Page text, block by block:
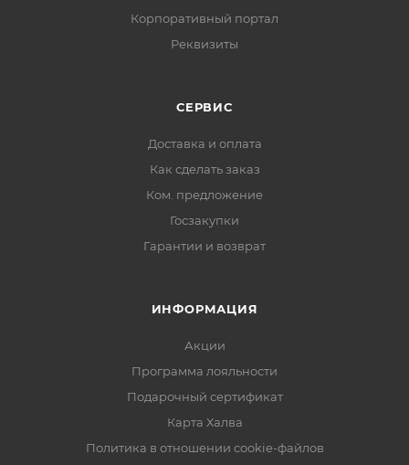
Корпоративный портал
Реквизиты
СЕРВИС
Доставка и оплата
Как сделать заказ
Ком. предложение
Госзакупки
Гарантии и возврат
ИНФОРМАЦИЯ
Акции
Программа лояльности
Подарочный сертификат
Карта Халва
Политика в отношении cookie-файлов